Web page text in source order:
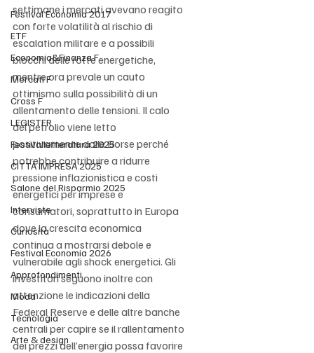
Festival Economia 2017
ETF
Economia&Finanza F
Mercati F
Cross F
LEGISTER
Festivalletteratura 2025
CITTÀ IMPRESA 2025
Salone del Risparmio 2025
Interviste
Curiosità
Festival Economia 2026
Approfondimenti
Moda
Tecnologia
Arte & design
settimane i mercati avevano reagito
con forte volatilità al rischio di
escalation militare e a possibili
blocchi delle rotte energetiche,
mentre ora prevale un cauto
ottimismo sulla possibilità di un
allentamento delle tensioni. Il calo
del petrolio viene letto
positivamente dalle Borse perché
potrebbe contribuire a ridurre
pressione inflazionistica e costi
energetici per imprese e
consumatori, soprattutto in Europa
dove la crescita economica
continua a mostrarsi debole e
vulnerabile agli shock energetici. Gli
investitori seguono inoltre con
attenzione le indicazioni della
Federal Reserve e delle altre banche
centrali per capire se il rallentamento
dei prezzi dell’energia possa favorire